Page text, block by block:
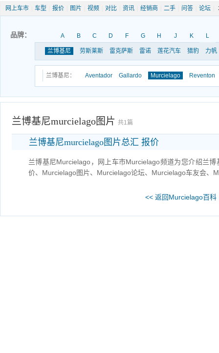
网上车市 车型 报价 图片 视频 对比 资讯 经销商 二手 问答 论坛
品牌： A B C D F G H J K L
兰博基尼 劳斯莱斯 雷克萨斯 雷诺 莲花汽车 猎豹 力帆
兰博基尼： Aventador Gallardo Murcielago Reventon
兰博基尼murcielago图片 共1篇
兰博基尼murcielago图片总汇 报价
兰博基尼Murcielago，网上车市Murcielago频道为您介绍兰
价、Murcielago图片、Murcielago论坛、Murcielago车友会、
<< 返回Murcielago百科